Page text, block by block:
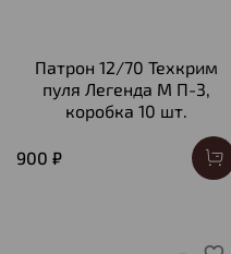
Патрон 12/70 Техкрим
пуля Легенда М П-3,
коробка 10 шт.
900 ₽